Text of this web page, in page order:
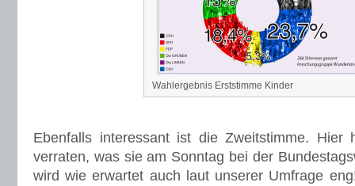
Wahlergebnis Erststimme Kinder
Ebenfalls interessant ist die Zweitstimme. Hier
verraten, was sie am Sonntag bei der
wird wie erwartet auch laut unserer Umfrage